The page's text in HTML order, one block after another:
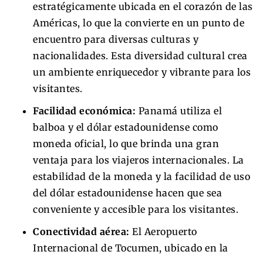
estratégicamente ubicada en el corazón de las
Américas, lo que la convierte en un punto de
encuentro para diversas culturas y
nacionalidades. Esta diversidad cultural crea
un ambiente enriquecedor y vibrante para los
visitantes.
Facilidad económica: Panamá utiliza el
balboa y el dólar estadounidense como
moneda oficial, lo que brinda una gran
ventaja para los viajeros internacionales. La
estabilidad de la moneda y la facilidad de uso
del dólar estadounidense hacen que sea
conveniente y accesible para los visitantes.
Conectividad aérea: El Aeropuerto
Internacional de Tocumen, ubicado en la